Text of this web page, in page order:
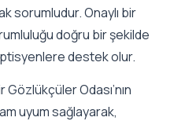
sorumludur. Onaylı bir
doğru bir şekilde
destek olur.
Odası’nın
uyum sağlayarak,